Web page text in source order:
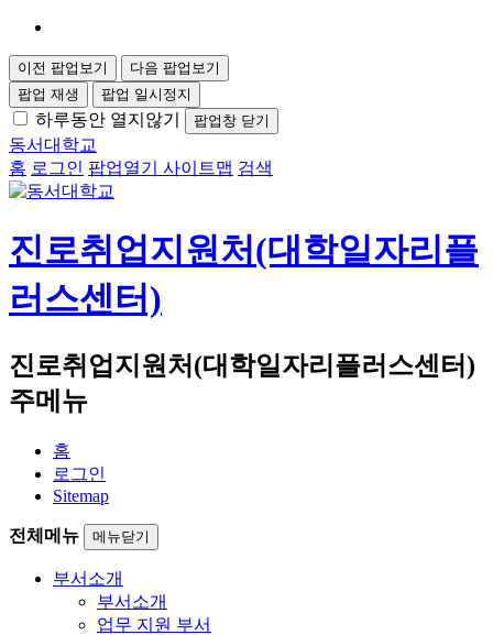
이전 팝업보기
다음 팝업보기
팝업 재생
팝업 일시정지
하루동안 열지않기 팝업창 닫기
동서대학교
홈 로그인 팝업열기 사이트맵 검색
진로취업지원처(대학일자리플
러스센터)
진로취업지원처(대학일자리플러스센터)
주메뉴
홈
로그인
Sitemap
전체메뉴 메뉴닫기
부서소개
부서소개
업무 지원 부서